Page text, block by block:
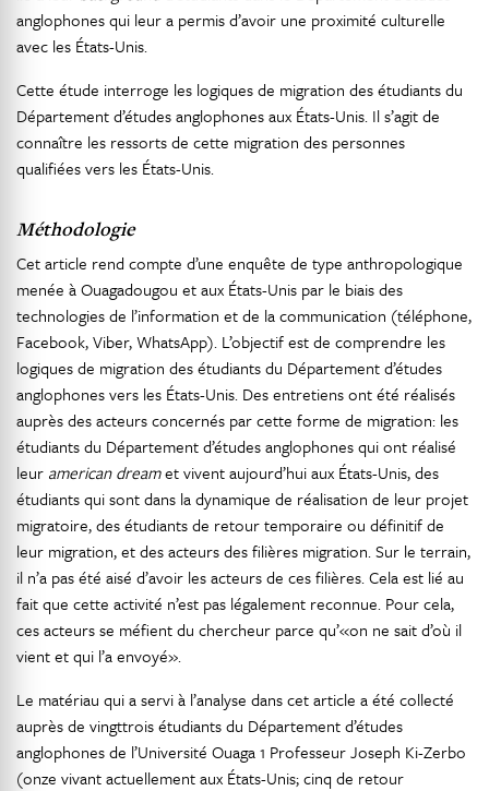
anglophones qui leur a permis d’avoir une proximité culturelle
avec les États-Unis.
Cette étude interroge les logiques de migration des étudiants du
Département d’études anglophones aux États-Unis. Il s’agit de
connaître les ressorts de cette migration des personnes
qualifiées vers les États-Unis.
Méthodologie
Cet article rend compte d’une enquête de type anthropologique
menée à Ouagadougou et aux États-Unis par le biais des
technologies de l’information et de la communication (téléphone,
Facebook, Viber, WhatsApp). L’objectif est de comprendre les
logiques de migration des étudiants du Département d’études
anglophones vers les États-Unis. Des entretiens ont été réalisés
auprès des acteurs concernés par cette forme de migration: les
étudiants du Département d’études anglophones qui ont réalisé
leur american dreamet vivent aujourd’hui aux États-Unis, des
étudiants qui sont dans la dynamique de réalisation de leur projet
migratoire, des étudiants de retour temporaire ou définitif de
leur migration, et des acteurs des filières migration. Sur le terrain,
il n’a pas été aisé d’avoir les acteurs de ces filières. Cela est lié au
fait que cette activité n’est pas légalement reconnue. Pour cela,
ces acteurs se méfient du chercheur parce qu’«on ne sait d’où il
vient et qui l’a envoyé».
Le matériau qui a servi à l’analyse dans cet article a été collecté
auprès de vingttrois étudiants du Département d’études
anglophones de l’Université Ouaga 1 Professeur Joseph Ki-Zerbo
(onze vivant actuellement aux États-Unis; cinq de retour